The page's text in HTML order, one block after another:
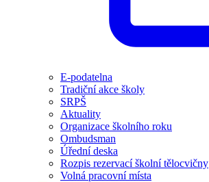
E-podatelna
Tradiční akce školy
SRPŠ
Aktuality
Organizace školního roku
Ombudsman
Úřední deska
Rozpis rezervací školní tělocvičny
Volná pracovní místa